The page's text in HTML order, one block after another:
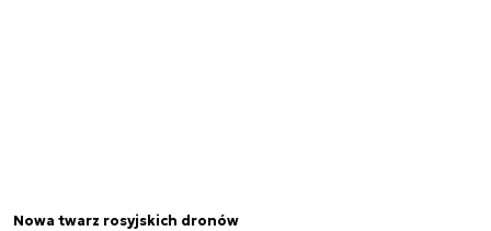
Nowa twarz rosyjskich dronów